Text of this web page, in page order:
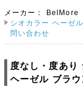
メーカー：
BelMore
シオカラー ヘーゼ
問い合わせ
度なし・度あ
ヘーゼル ブラ